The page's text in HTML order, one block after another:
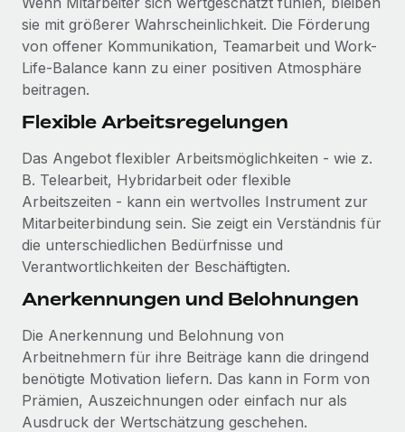
sie mit größerer Wahrscheinlichkeit. Die Förderung
von offener Kommunikation, Teamarbeit und Work-
Life-Balance kann zu einer positiven Atmosphäre
beitragen.
Flexible Arbeitsregelungen
Das Angebot flexibler Arbeitsmöglichkeiten - wie z.
B. Telearbeit, Hybridarbeit oder flexible
Arbeitszeiten - kann ein wertvolles Instrument zur
Mitarbeiterbindung sein. Sie zeigt ein Verständnis für
die unterschiedlichen Bedürfnisse und
Verantwortlichkeiten der Beschäftigten.
Anerkennungen und Belohnungen
Die Anerkennung und Belohnung von
Arbeitnehmern für ihre Beiträge kann die dringend
benötigte Motivation liefern. Das kann in Form von
Prämien, Auszeichnungen oder einfach nur als
Ausdruck der Wertschätzung geschehen.